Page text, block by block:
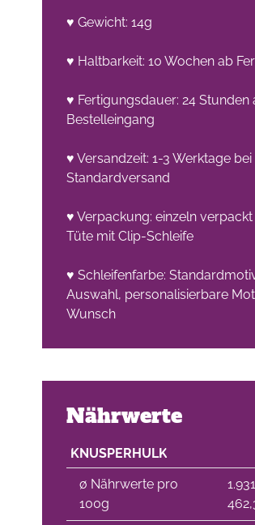
♥ Gewicht: 14g
♥ Haltbarkeit: 10 Wochen ab
♥ Fertigungsdauer: 24 Stunden
Bestelleingang
♥ Versandzeit: 1-3 Werktage bei
Standardversand
♥ Verpackung: einzeln
Tüte mit Clip-Schleife
♥ Schleifenfarbe:
Auswahl, personalisierbare
Wunsch
Nährwerte
KNUSPERHULK
∅ Nährwerte pro
100g